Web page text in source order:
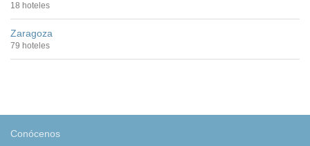
18 hoteles
Zaragoza
79 hoteles
Conócenos